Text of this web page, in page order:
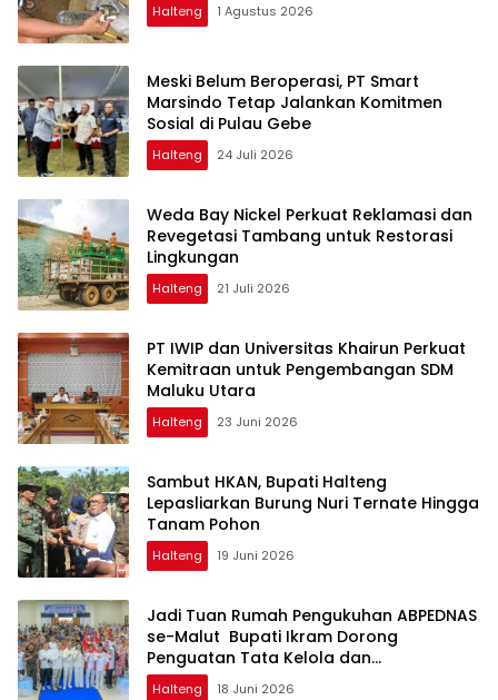
Halteng 1 Agustus 2026
Meski Belum Beroperasi, PT Smart
Marsindo Tetap Jalankan Komitmen
Sosial di Pulau Gebe
Halteng 24 Juli 2026
Weda Bay Nickel Perkuat Reklamasi dan
Revegetasi Tambang untuk Restorasi
Lingkungan
Halteng 21 Juli 2026
PT IWIP dan Universitas Khairun Perkuat
Kemitraan untuk Pengembangan SDM
Maluku Utara
Halteng 23 Juni 2026
Sambut HKAN, Bupati Halteng
Lepasliarkan Burung Nuri Ternate Hingga
Tanam Pohon
Halteng 19 Juni 2026
Jadi Tuan Rumah Pengukuhan ABPEDNAS
se-Malut Bupati Ikram Dorong
Penguatan Tata Kelola dan
Pengawasan Desa
Halteng 18 Juni 2026